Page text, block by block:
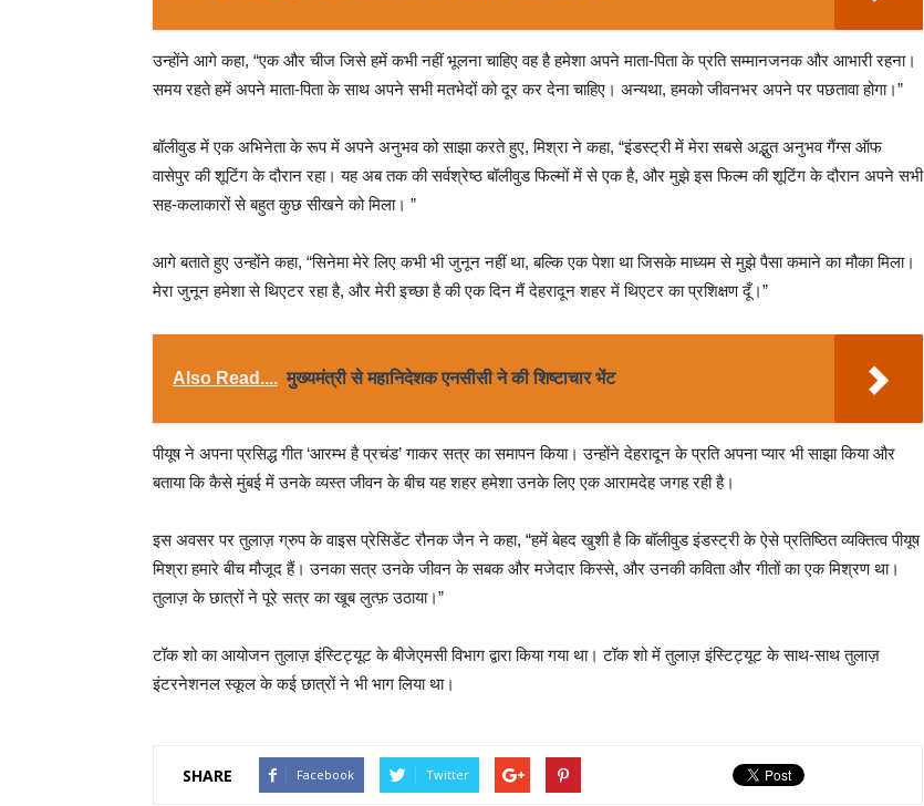
उन्होंने आगे कहा, “एक और चीज जिसे हमें कभी नहीं भूलना चाहिए वह है हमेशा अपने माता-पिता के प्रति सम्मानजनक और आभारी रहना।
समय रहते हमें अपने माता-पिता के साथ अपने सभी मतभेदों को दूर कर देना चाहिए। अन्यथा, हमको जीवनभर अपने पर पछतावा होगा।”
बॉलीवुड में एक अभिनेता के रूप में अपने अनुभव को साझा करते हुए, मिश्रा ने कहा, “इंडस्ट्री में मेरा सबसे अद्भुत अनुभव गैंग्स ऑफ
वासेपुर की शूटिंग के दौरान रहा। यह अब तक की सर्वश्रेष्ठ बॉलीवुड फिल्मों में से एक है, और मुझे इस फिल्म की शूटिंग के दौरान अपने सभी
सह-कलाकारों से बहुत कुछ सीखने को मिला। ”
आगे बताते हुए उन्होंने कहा, “सिनेमा मेरे लिए कभी भी जुनून नहीं था, बल्कि एक पेशा था जिसके माध्यम से मुझे पैसा कमाने का मौका मिला।
मेरा जुनून हमेशा से थिएटर रहा है, और मेरी इच्छा है की एक दिन मैं देहरादून शहर में थिएटर का प्रशिक्षण दूँ।”
Also Read.... मुख्यमंत्री से महानिदेशक एनसीसी ने की शिष्टाचार भेंट
पीयूष ने अपना प्रसिद्ध गीत ‘आरम्भ है प्रचंड’ गाकर सत्र का समापन किया। उन्होंने देहरादून के प्रति अपना प्यार भी साझा किया और
बताया कि कैसे मुंबई में उनके व्यस्त जीवन के बीच यह शहर हमेशा उनके लिए एक आरामदेह जगह रही है।
इस अवसर पर तुलाज़ ग्रुप के वाइस प्रेसिडेंट रौनक जैन ने कहा, “हमें बेहद खुशी है कि बॉलीवुड इंडस्ट्री के ऐसे प्रतिष्ठित व्यक्तित्व पीयूष
मिश्रा हमारे बीच मौजूद हैं। उनका सत्र उनके जीवन के सबक और मजेदार किस्से, और उनकी कविता और गीतों का एक मिश्रण था।
तुलाज़ के छात्रों ने पूरे सत्र का खूब लुत्फ़ उठाया।”
टॉक शो का आयोजन तुलाज़ इंस्टिट्यूट के बीजेएमसी विभाग द्वारा किया गया था। टॉक शो में तुलाज़ इंस्टिट्यूट के साथ-साथ तुलाज़
इंटरनेशनल स्कूल के कई छात्रों ने भी भाग लिया था।
SHARE Facebook Twitter